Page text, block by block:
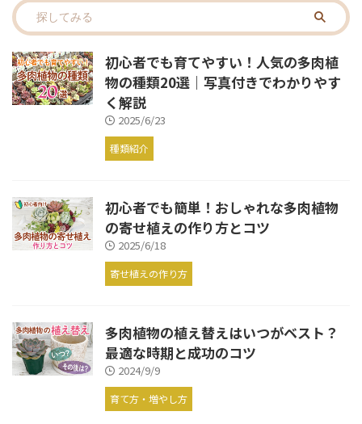
初心者でも育てやすい！人気の多肉植
物の種類20選｜写真付きでわかりやす
く解説
2025/6/23
種類紹介
初心者でも簡単！おしゃれな多肉植物
の寄せ植えの作り方とコツ
2025/6/18
寄せ植えの作り方
多肉植物の植え替えはいつがベスト？
最適な時期と成功のコツ
2024/9/9
育て方・増やし方